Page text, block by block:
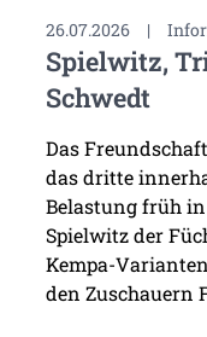
26.07.2026 |
Spielwitz,
Schwedt
Das
das dritte
Belastung früh
Spielwitz der
Kempa-
den Zuschauern